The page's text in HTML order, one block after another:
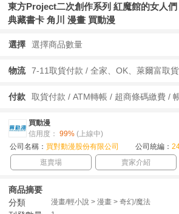
東方Project二次創作系列 紅魔館的女人
典藏書卡 角川 漫畫 買動漫
選擇 選擇商品數量
物流
付款 取貨付款 / ATM轉帳 / 超商條碼繳費 /
買動漫
信用度： 99% (上線中)
公司名稱： 買對動漫股份有限公司 公司統編：
逛賣場
賣家介紹
商品摘要
分類
漫畫/輕小說 > 漫畫 > 奇幻/魔法